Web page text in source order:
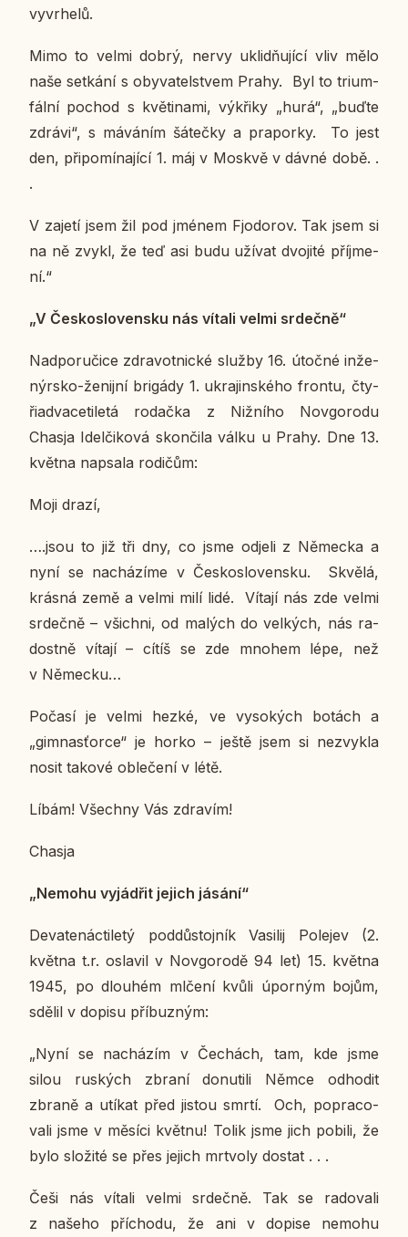
vy­vrhe­lů.
Mimo to velmi dobrý, nervy uklid­ňu­jí­cí vliv mělo
naše se­tká­ní s oby­va­tel­stvem Prahy. Byl to tri­um­
fál­ní pochod s kvě­ti­na­mi, vý­kři­ky „hurá“, „buďte
zdrávi“, s má­vá­ním šá­teč­ky a pra­por­ky. To jest
den, při­po­mí­na­jí­cí 1. máj v Moskvě v dávné době. .
.
V zajetí jsem žil pod jménem Fj­o­do­rov. Tak jsem si
na ně zvykl, že teď asi budu užívat dvo­ji­té pří­jme­
ní.“
„V Čes­ko­slo­ven­sku nás vítali velmi sr­deč­ně“
Nad­po­ru­či­ce zdra­vot­nic­ké služby 16. útočné in­že­
nýr­sko-že­nij­ní bri­gá­dy 1. ukra­jin­ské­ho frontu, čty­
ři­a­dva­ce­ti­le­tá ro­dač­ka z Niž­ní­ho No­v­go­ro­du
Chasja Idel­či­ko­vá skon­či­la válku u Prahy. Dne 13.
května na­psa­la ro­di­čům:
Moji drazí,
….jsou to již tři dny, co jsme odjeli z Ně­mec­ka a
nyní se na­chá­zí­me v Čes­ko­slo­ven­sku. Skvělá,
krásná země a velmi milí lidé. Vítají nás zde velmi
sr­deč­ně – všich­ni, od malých do vel­kých, nás ra­
dost­ně vítají – cítíš se zde mnohem lépe, než
v Ně­mec­ku…
Počasí je velmi hezké, ve vy­so­kých botách a
„gim­nas­ťor­ce“ je horko – ještě jsem si ne­zvyk­la
nosit takové ob­le­če­ní v létě.
Líbám! Všech­ny Vás zdra­vím!
Chasja
„Nemohu vy­já­d­řit jejich jásání“
De­va­te­nác­ti­le­tý pod­dů­stoj­ník Vasi­lij Po­le­jev (2.
května t.r. osla­vil v No­v­go­ro­dě 94 let) 15. května
1945, po dlou­hém mlčení kvůli úpor­ným bojům,
sdělil v dopisu pří­buz­ným:
„Nyní se na­chá­zím v Če­chách, tam, kde jsme
silou rus­kých zbraní do­nu­ti­li Němce od­ho­dit
zbraně a utíkat před jistou smrtí. Och, po­pra­co­
va­li jsme v měsíci květnu! Tolik jsme jich pobili, že
bylo slo­ži­té se přes jejich mrt­vo­ly dostat . . .
Češi nás vítali velmi sr­deč­ně. Tak se ra­do­va­li
z našeho pří­cho­du, že ani v dopise nemohu